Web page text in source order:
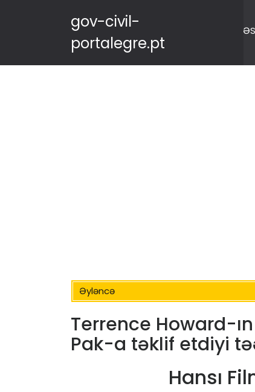
gov-civil-
portalegre.pt
Əyləncə
Terrence Howard-
Pak-a təklif etdiyi
Hansı